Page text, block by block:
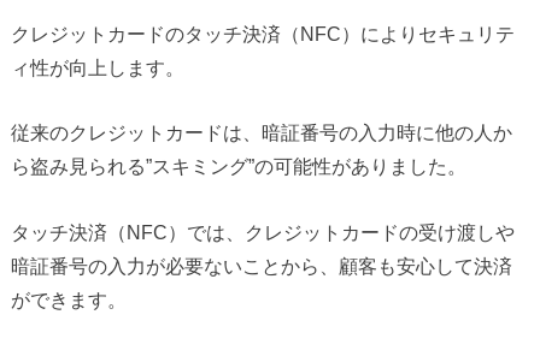
クレジットカードのタッチ決済（NFC）によりセキュリテ
ィ性が向上します。
従来のクレジットカードは、暗証番号の入力時に他の人か
ら盗み見られる”スキミング”の可能性がありました。
タッチ決済（NFC）では、クレジットカードの受け渡しや
暗証番号の入力が必要ないことから、顧客も安心して決済
ができます。